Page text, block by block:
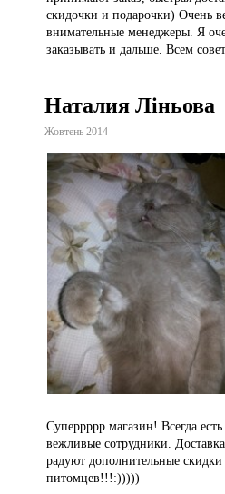
скидочки и подарочки) Очень
внимательные менеджеры. Я
заказывать и дальше. Всем
Наталия Ліньова
Жовтень 2014
Суперрррр магазин! Всегда
вежливые сотрудники.
радуют дополнительные
питомцев!!!:)))))